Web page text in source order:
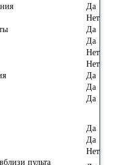
Да
Нет
Да
Да
Нет
Нет
Да
Да
Да
Да
Да
Нет
пульта